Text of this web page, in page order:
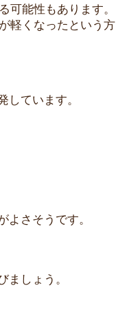
能性もあります。
軽くなったという方
ています。
さそうです。
しょう。